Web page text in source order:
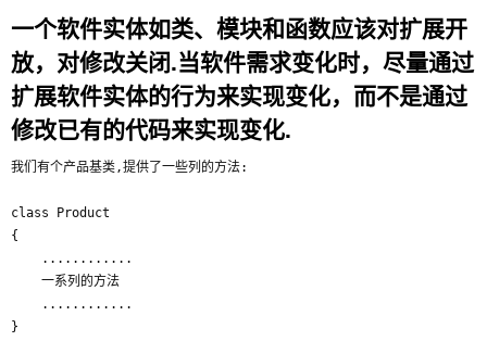
一个软件实体如类、模块和函数应该对扩展开
放，对修改关闭.当软件需求变化时，尽量通过
扩展软件实体的行为来实现变化，而不是通过
修改已有的代码来实现变化.
我们有个产品基类,提供了一些列的方法:
class Product
{
    ............
    一系列的方法
    ............
}